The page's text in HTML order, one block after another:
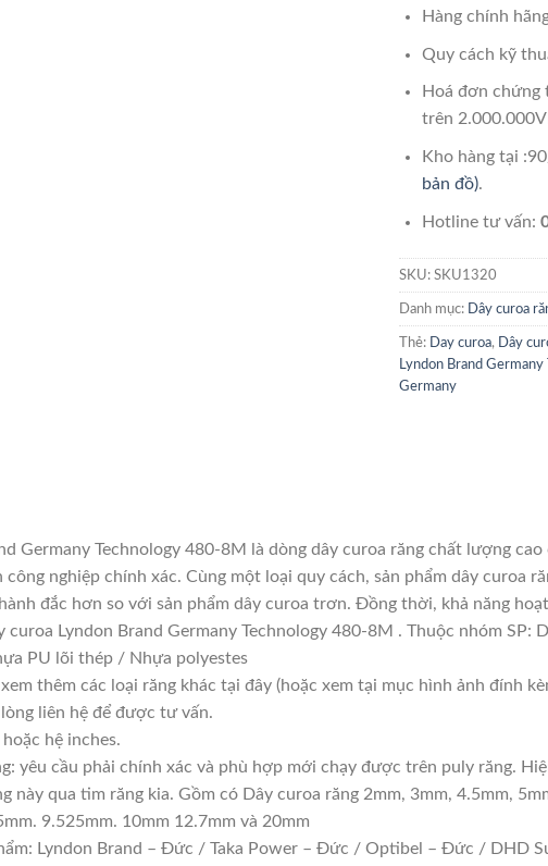
Hàng chính
Quy cách kỹ
Hoá đơn chứng
trên
Kho hàng tại
bản đồ).
Hotline tư vấn:
SKU: SKU1320
Danh mục: Dây curoa
Thẻ: Day curoa, Dây
Lyndon Brand
Germany
Germany Technology 480-8M là dòng dây curoa răng chất lượng
công nghiệp chính xác. Cùng một loại quy cách, sản phẩm dây curoa
đắc hơn so với sản phẩm dây curoa trơn. Đồng thời, khả năng
curoa Lyndon Brand Germany Technology 480-8M . Thuộc nhóm
PU lõi thép / Nhựa polyestes
thêm các loại răng khác tại đây (hoặc xem tại mục hình ảnh đính
liên hệ để được tư vấn.
hệ inches.
yêu cầu phải chính xác và phù hợp mới chạy được trên puly răng.
này qua tim răng kia. Gồm có Dây curoa răng 2mm, 3mm, 4.5mm,
9.525mm. 10mm 12.7mm và 20mm
Lyndon Brand – Đức / Taka Power – Đức / Optibel – Đức / DHD